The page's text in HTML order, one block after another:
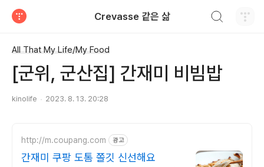
Crevasse 같은 삶
All That My Life/My Food
[군위, 군산집] 간재미 비빔밥
kinolife 2023. 8. 13. 20:28
http://m.coupang.com 광고
간재미 쿠팡 도톰 쫄깃 신선해요